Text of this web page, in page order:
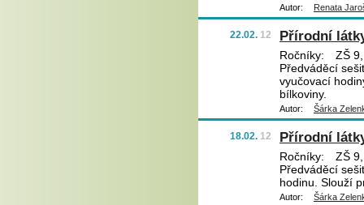
Autor: Renata
22.02. 12 Přírodní
Ročníky:
ZŠ 9,
Předváděcí
vyučovací
bílkoviny.
Autor: Šárka
18.02. 12 Přírodní
Ročníky:
ZŠ 9,
Předváděcí
hodinu. Slouží
Autor: Šárka